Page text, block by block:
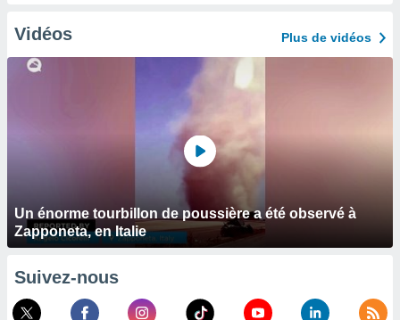
Vidéos Plus de vidéos
Un énorme tourbillon de poussière a été observé à
Zapponeta, en Italie
Suivez-nous